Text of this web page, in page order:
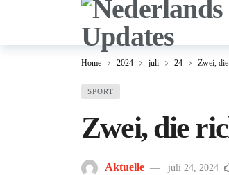
Home 2024 juli 24 Zwei,
SPORT
Zwei, die
Aktuelle juli 24, 2024